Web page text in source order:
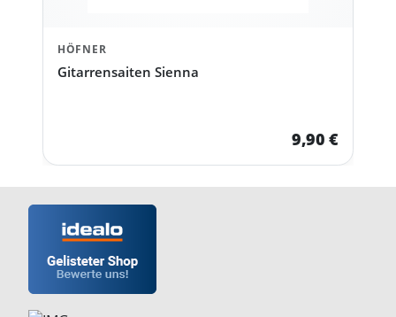
HÖFNER
Gitarrensaiten Sienna
9,90 €